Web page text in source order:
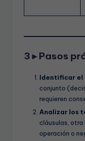
3 ▸ Pasos
Identificar el
conjunto
requieren
Analizar los
cláusulas,
operación o